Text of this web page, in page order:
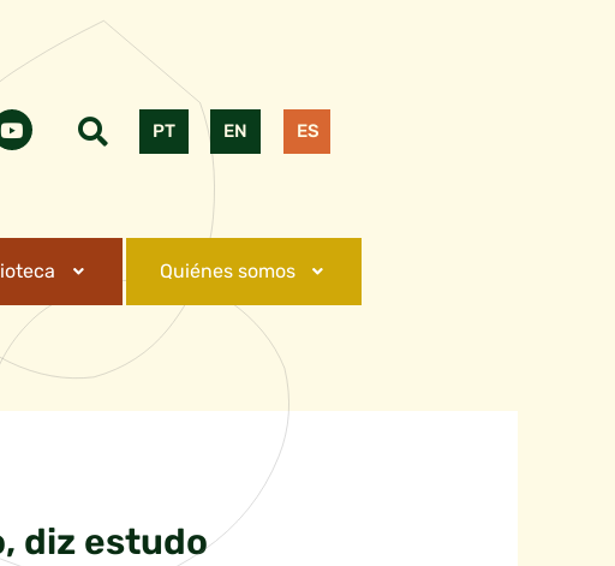
PT EN ES
Quiénes somos
diz estudo